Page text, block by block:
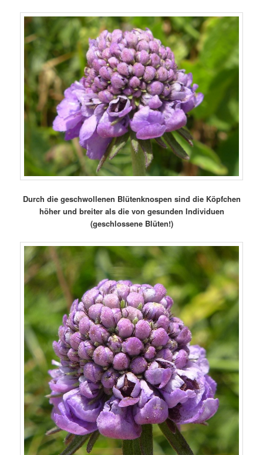
Durch die geschwollenen Blütenknospen sind die Köpfchen
höher und breiter als die von gesunden Individuen
(geschlossene Blüten!)